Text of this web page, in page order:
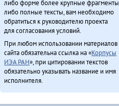
либо форме более крупные фрагменты
либо полные тексты, вам необходимо
обратиться к руководителю проекта
для согласования условий.
При любом использовании материалов
сайта обязательна ссылка на «Корпусы
ИЭА РАН», при цитировании текстов
обязательно указывать название и имя
исполнителя.